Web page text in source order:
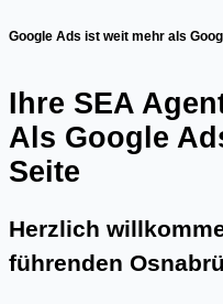
Google Ads ist weit mehr als
Ihre SEA
Als Google
Seite
Herzlich
führenden